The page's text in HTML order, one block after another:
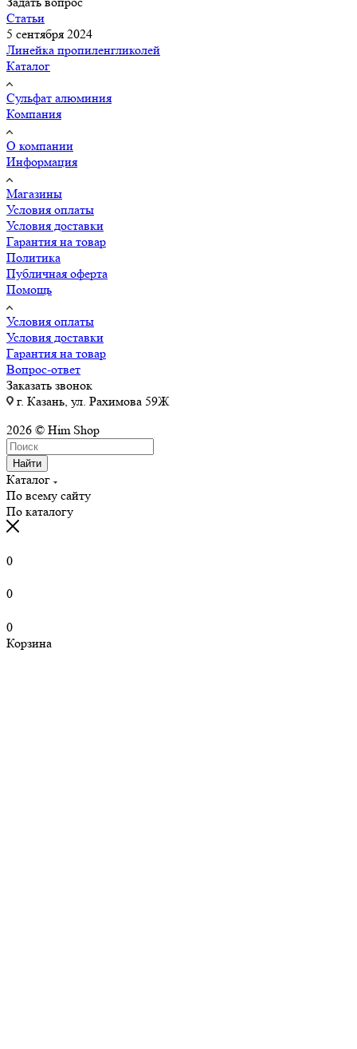
Статьи
5 сентября 2024
Линейка пропиленгликолей
Каталог
Сульфат алюминия
Компания
О компании
Информация
Магазины
Условия оплаты
Условия доставки
Гарантия на товар
Политика
Публичная оферта
Помощь
Условия оплаты
Условия доставки
Гарантия на товар
Вопрос-ответ
Заказать звонок
г. Казань, ул. Рахимова 59Ж
2026 © Him Shop
Найти
Каталог
По всему сайту
По каталогу
0
0
0
Корзина